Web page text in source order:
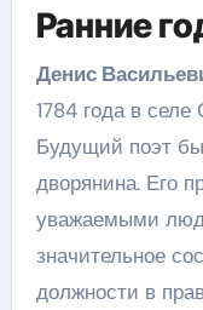
Ранние
Денис
1784 года в
Будущий поэт
дворянина. Его
уважаемыми
значительное
должности в